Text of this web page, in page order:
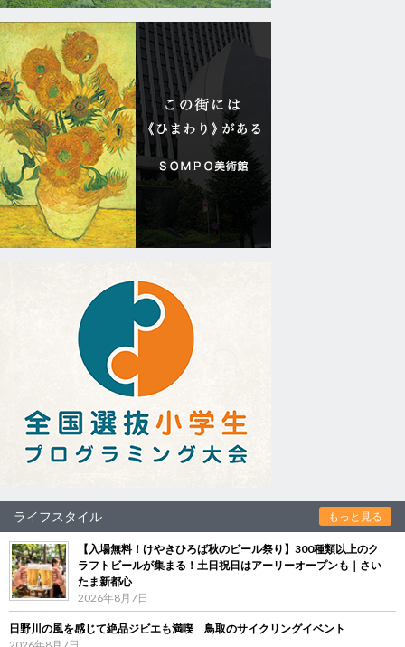
ライフスタイル もっと見る
【入場無料！けやきひろば秋のビール祭り】300種類以上のク
ラフトビールが集まる！土日祝日はアーリーオープンも｜さい
たま新都心
2026年8月7日
日野川の風を感じて絶品ジビエも満喫 鳥取のサイクリングイベント